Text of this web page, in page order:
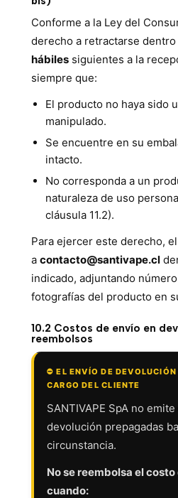
Conforme a la Ley del
derecho a retractarse dentro
hábiles siguientes a la
siempre que:
El producto no haya sido
manipulado.
Se encuentre en su
intacto.
No corresponda a un
naturaleza de uso
cláusula 11.2).
Para ejercer este derecho,
a contacto@santivape.cl
indicado, adjuntando
fotografías del producto en
10.2 Costos de envío en
reembolsos
⛔ EL ENVÍO DE
CARGO DEL CLIENTE
SANTIVAPE SpA no
devolución prepagadas
circunstancia.
No se reembolsa el
cuando: